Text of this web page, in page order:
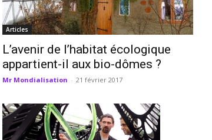
Articles
L’avenir de l’habitat écologique
appartient-il aux bio-dômes ?
Mr Mondialisation - 21 février 2017